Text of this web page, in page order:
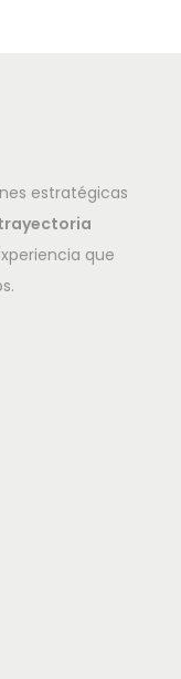
estratégicas
que